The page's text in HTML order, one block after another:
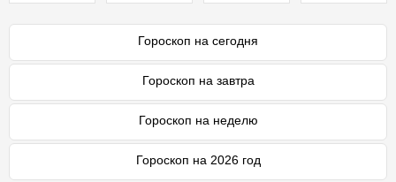
Гороскоп на сегодня
Гороскоп на завтра
Гороскоп на неделю
Гороскоп на 2026 год